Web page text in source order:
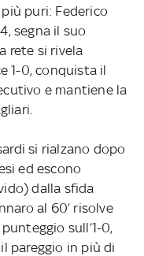
puri: Federico
segna il suo
rete si rivela
1-0, conquista il
e mantiene la
si rialzano dopo
ed escono
dalla sfida
al 60’ risolve
sull’1-0,
pareggio in più di